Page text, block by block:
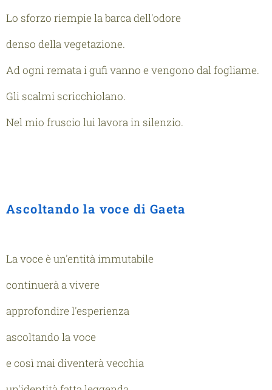
Lo sforzo riempie la barca dell'odore
denso della vegetazione.
Ad ogni remata i gufi vanno e vengono dal fogliame.
Gli scalmi scricchiolano.
Nel mio fruscio lui lavora in silenzio.
Ascoltando la voce di Gaeta
La voce è un'entità immutabile
continuerà a vivere
approfondire l'esperienza
ascoltando la voce
e così mai diventerà vecchia